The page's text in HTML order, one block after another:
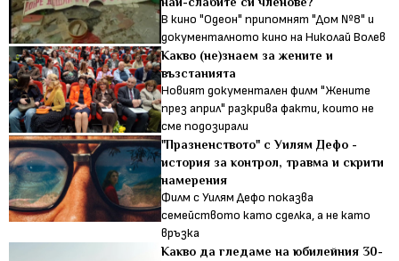
В кино "Одеон" припомнят "Дом №8" и
документалното кино на Николай Волев
Какво (не)знаем за жените и
възстанията
Новият документален филм "Жените
през април" разкрива факти, които не
сме подозирали
"Празненството" с Уилям Дефо -
история за контрол, травма и скрити
намерения
Филм с Уилям Дефо показва
семейството като сделка, а не като
връзка
Какво да гледаме на юбилейния 30-